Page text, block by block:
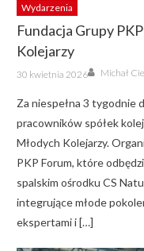
Wydarzenia
Fundacja Grupy
Kolejarzy
Posted
on
30 kwietnia 2026 Author
Michał
Za niespełna 3 tygodnie
pracowników spółek
Młodych Kolejarzy.
PKP Forum, które
spalskim ośrodku CS
integrujące młode
ekspertami i […]